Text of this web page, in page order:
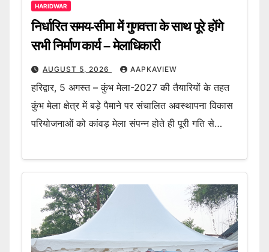
HARIDWAR
निर्धारित समय-सीमा में गुणवत्ता के साथ पूरे होंगे
सभी निर्माण कार्य – मेलाधिकारी
AUGUST 5, 2026 AAPKAVIEW
हरिद्वार, 5 अगस्त – कुंभ मेला-2027 की तैयारियों के तहत
कुंभ मेला क्षेत्र में बड़े पैमाने पर संचालित अवस्थापना विकास
परियोजनाओं को कांवड़ मेला संपन्न होते ही पूरी गति से…